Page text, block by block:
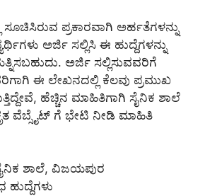
ಪ್ರಕಾರವಾಗಿ ಅರ್ಹತೆಗಳನ್ನು
ಅರ್ಜಿ ಸಲ್ಲಿಸಿ ಈ ಹುದ್ದೆಗಳನ್ನು
ಅರ್ಜಿ ಸಲ್ಲಿಸುವವರಿಗೆ
ಈ ಲೇಖನದಲ್ಲಿ ಕೆಲವು ಪ್ರಮುಖ
ಹೆಚ್ಚಿನ ಮಾಹಿತಿಗಾಗಿ ಸೈನಿಕ ಶಾಲೆ
ವೆಬ್ಸೈಟ್ ಗೆ ಭೇಟಿ ನೀಡಿ ಮಾಹಿತಿ
ಶಾಲೆ, ವಿಜಯಪುರ
ಹುದ್ದೆಗಳು